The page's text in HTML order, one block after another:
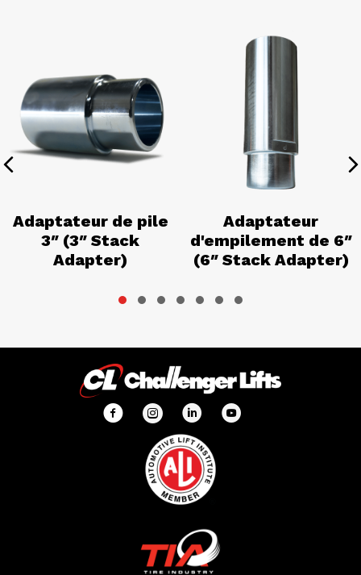
Adaptateur de pile
3″ (3″ Stack
Adapter)
Adaptateur
d'empilement de 6″
(6″ Stack Adapter)
Previous